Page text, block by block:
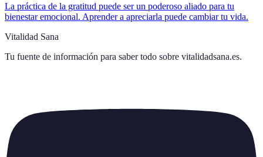
La práctica de la gratitud puede ser un poderoso aliado para tu
bienestar emocional. Aprender a apreciarla puede cambiar tu vida.
Vitalidad Sana
Tu fuente de información para saber todo sobre vitalidadsana.es.